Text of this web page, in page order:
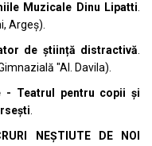
Muzicale Dinu Lipatti
Argeș).
de știință distractivă
"Al. Davila).
- Teatrul pentru copii și
NEȘTIUTE DE NOI